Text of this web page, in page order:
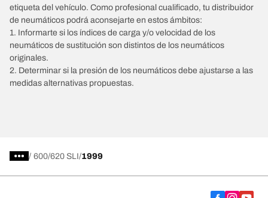
etiqueta del vehículo. Como profesional cualificado, tu distribuidor
de neumáticos podrá aconsejarte en estos ámbitos:
1. Informarte si los índices de carga y/o velocidad de los
neumáticos de sustitución son distintos de los neumáticos
originales.
2. Determinar si la presión de los neumáticos debe ajustarse a las
medidas alternativas propuestas.
/ 600 620 SLI 1999